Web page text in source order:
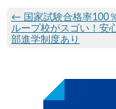
← 国家試験合格率100
ループ校がスゴい！安
部進学制度あり